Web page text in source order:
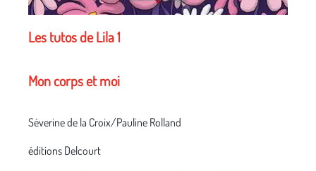
Les tutos de Lila 1
Mon corps et moi
Séverine de la Croix/Pauline Rolland
éditions Delcourt